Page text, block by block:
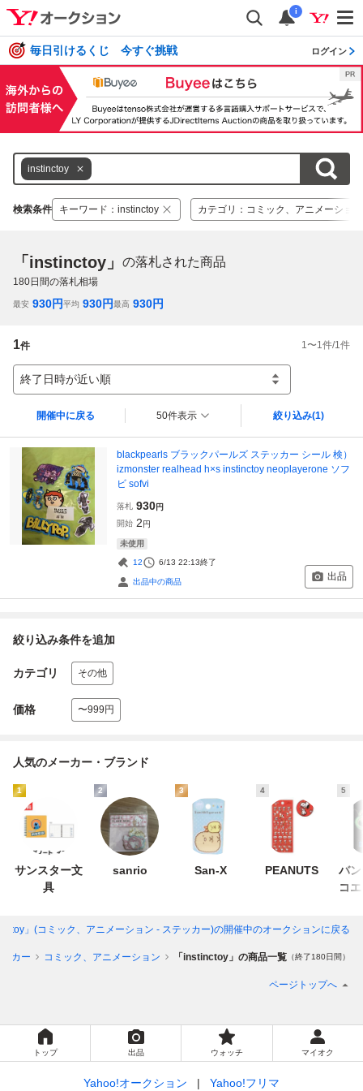
i
毎日引けるくじ 今すぐ挑戦 ログイン
instinctoy
検索条件 キーワード ： instinctoy カテゴリ ： コミック、アニメーション
「instinctoy」 の落札された商品
180日間の落札相場
最安 930円平均 930円最高 930円
1件 1 〜1 件/1 件
終了日時が近い順
開催中に戻る 50件表示 絞り込み(1)
blackpearls ブラックパールズ ステッカー シール 検）
izmonster realhead h×s instinctoy neoplayerone ソフ
ビ sofvi
落札 930円
開始 2円
未使用
12 6/13 22:13終了
出品中の商品 出品
絞り込み条件を追加
カテゴリ その他
価格 〜999円
人気のメーカー・ブランド
1
サンスター文
具
2
sanrio
3
San-X
4
PEANUTS
5
バ
コ
」(コミック、アニメーション - ステッカー)の開催中のオークションに戻る
カー コミック、アニメーション 「instinctoy」の商品一覧 （終了180日間）
ページトップへ
トップ 出品 ウォッチ マイオク
Yahoo!オークション Yahoo!フリマ